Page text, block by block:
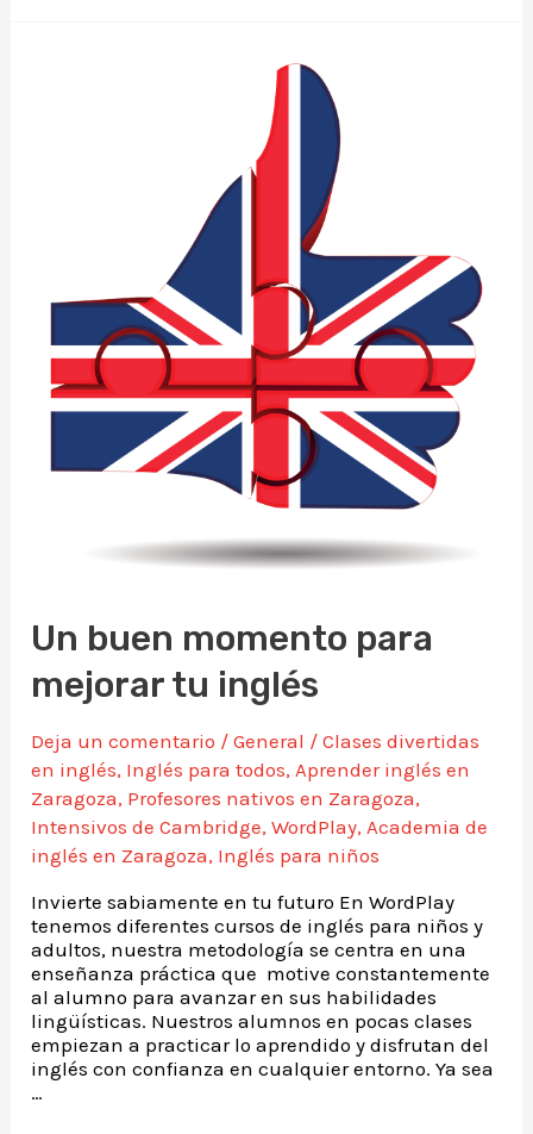
Un buen momento para
mejorar tu inglés
Deja un comentario /General /Clases divertidas
en inglés, Inglés para todos, Aprender inglés en
Zaragoza, Profesores nativos en Zaragoza,
Intensivos de Cambridge,WordPlay, Academia de
inglés en Zaragoza, Inglés para niños
Invierte sabiamente en tu futuro En WordPlay
tenemos diferentes cursos de inglés para niños y
adultos, nuestra metodología se centra en una
enseñanza práctica que motive constantemente
al alumno para avanzar en sus habilidades
lingüísticas. Nuestros alumnos en pocas clases
empiezan a practicar lo aprendido y disfrutan del
inglés con confianza en cualquier entorno. Ya sea
…